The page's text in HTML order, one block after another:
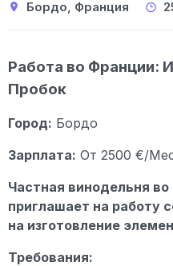
Бордо, Франция
Работа во Франции:
Пробок
Город: Бордо
Зарплата: От 2500 €/
Частная винодельня
приглашает на работу
на изготовление
Требования: